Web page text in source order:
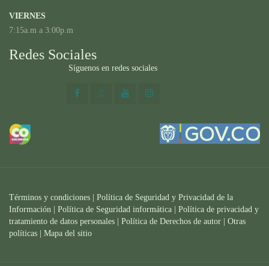
VIERNES
7:15a.m a 3:00p.m
Redes Sociales
Síguenos en redes sociales
Términos y condiciones
Política de Seguridad y Privacidad de la
Información
Política de Seguridad informática
Política de privacidad y
tratamiento de datos personales |
Política de Derechos de autor |
Otras
políticas |
Mapa del sitio